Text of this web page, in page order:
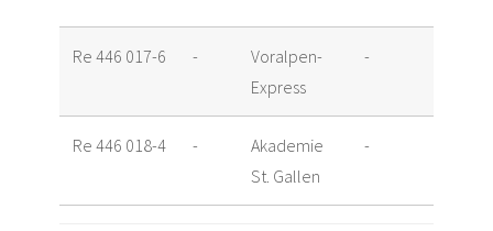
Re 446 017-6 -
Voralpen-
Express
-
Re 446 018-4 -
Akademie
St. Gallen
-